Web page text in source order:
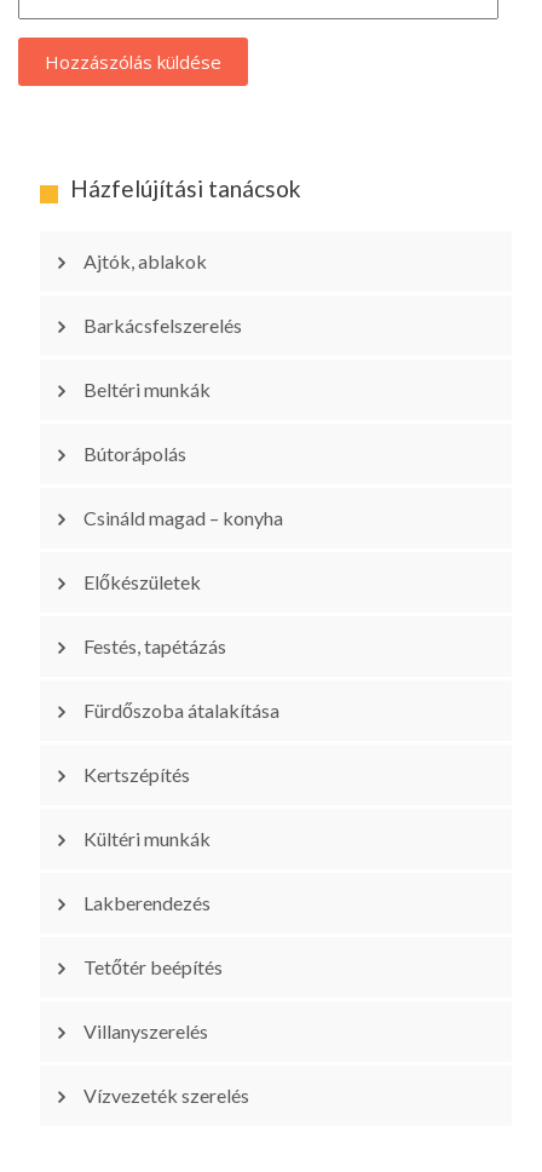
Házfelújítási tanácsok
Ajtók, ablakok
Barkácsfelszerelés
Beltéri munkák
Bútorápolás
Csináld magad – konyha
Előkészületek
Festés, tapétázás
Fürdőszoba átalakítása
Kertszépítés
Kültéri munkák
Lakberendezés
Tetőtér beépítés
Villanyszerelés
Vízvezeték szerelés